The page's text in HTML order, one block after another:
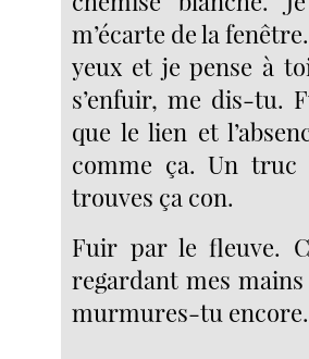
m’écarte de la
yeux et je pense à
s’enfuir, me dis-tu.
que le lien et
comme ça. Un truc
trouves ça con.
Fuir par le fleuve.
regardant mes mains
murmures-tu